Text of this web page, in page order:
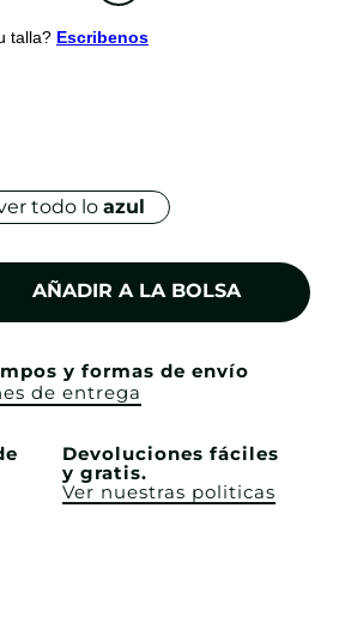
talla? Escribenos
todo lo azul
AÑADIR A LA BOLSA
y formas de envío
de entrega
Devoluciones fáciles
y gratis.
Ver nuestras politicas